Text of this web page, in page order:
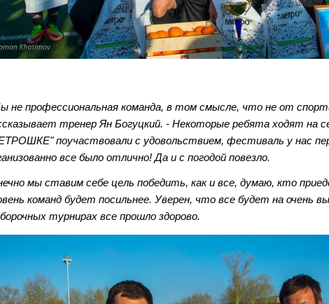
не профессиональная команда, в том смысле, что не от
тренер Ян Богуцкий. - Некоторые ребята ходят на
поучаствовали с удовольствием, фестиваль у нас
все было отлично! Да и с погодой повезло.
мы ставим себе цель победить, как и все, думаю, кто
команд будет посильнее. Уверен, что все будет на очень
турнирах все прошло здорово.